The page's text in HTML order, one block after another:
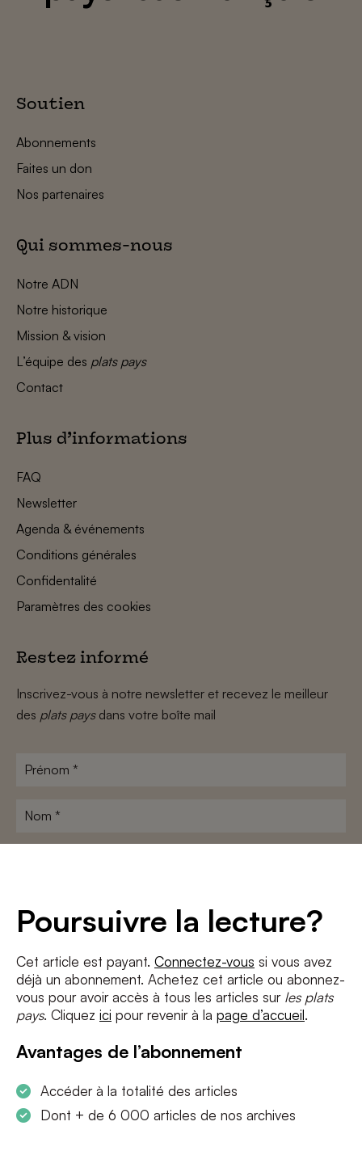
Poursuivre la lecture?
Cet article est payant. Connectez-vous si vous avez
déjà un abonnement. Achetez cet article ou abonnez-
vous pour avoir accès à tous les articles sur les plats
pays. Cliquez ici pour revenir à la page d’accueil.
Avantages de l’abonnement
Accéder à la totalité des articles
Dont + de 6 000 articles de nos archives
Soutien
Abonnements
Faites un don
Nos partenaires
Qui sommes-nous
Notre ADN
Notre historique
Mission & vision
L’équipe des plats pays
Contact
Plus d’informations
FAQ
Newsletter
Agenda & événements
Conditions générales
Confidentalité
Paramètres des cookies
Restez informé
Inscrivez-vous à notre newsletter et recevez le meilleur
des plats paysdans votre boîte mail
Prénom
Nom
J'accepte les termes et conditions etla politique de confidentialité
S'INSCRIRE